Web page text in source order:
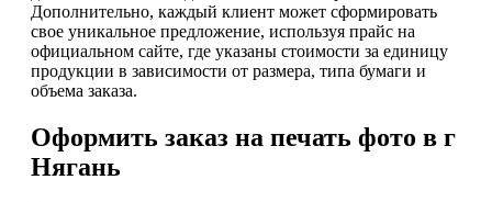
Дополнительно, каждый клиент может сформировать
свое уникальное предложение, используя прайс на
официальном сайте, где указаны стоимости за единицу
продукции в зависимости от размера, типа бумаги и
объема заказа.
Оформить заказ на печать фото в г
Нягань